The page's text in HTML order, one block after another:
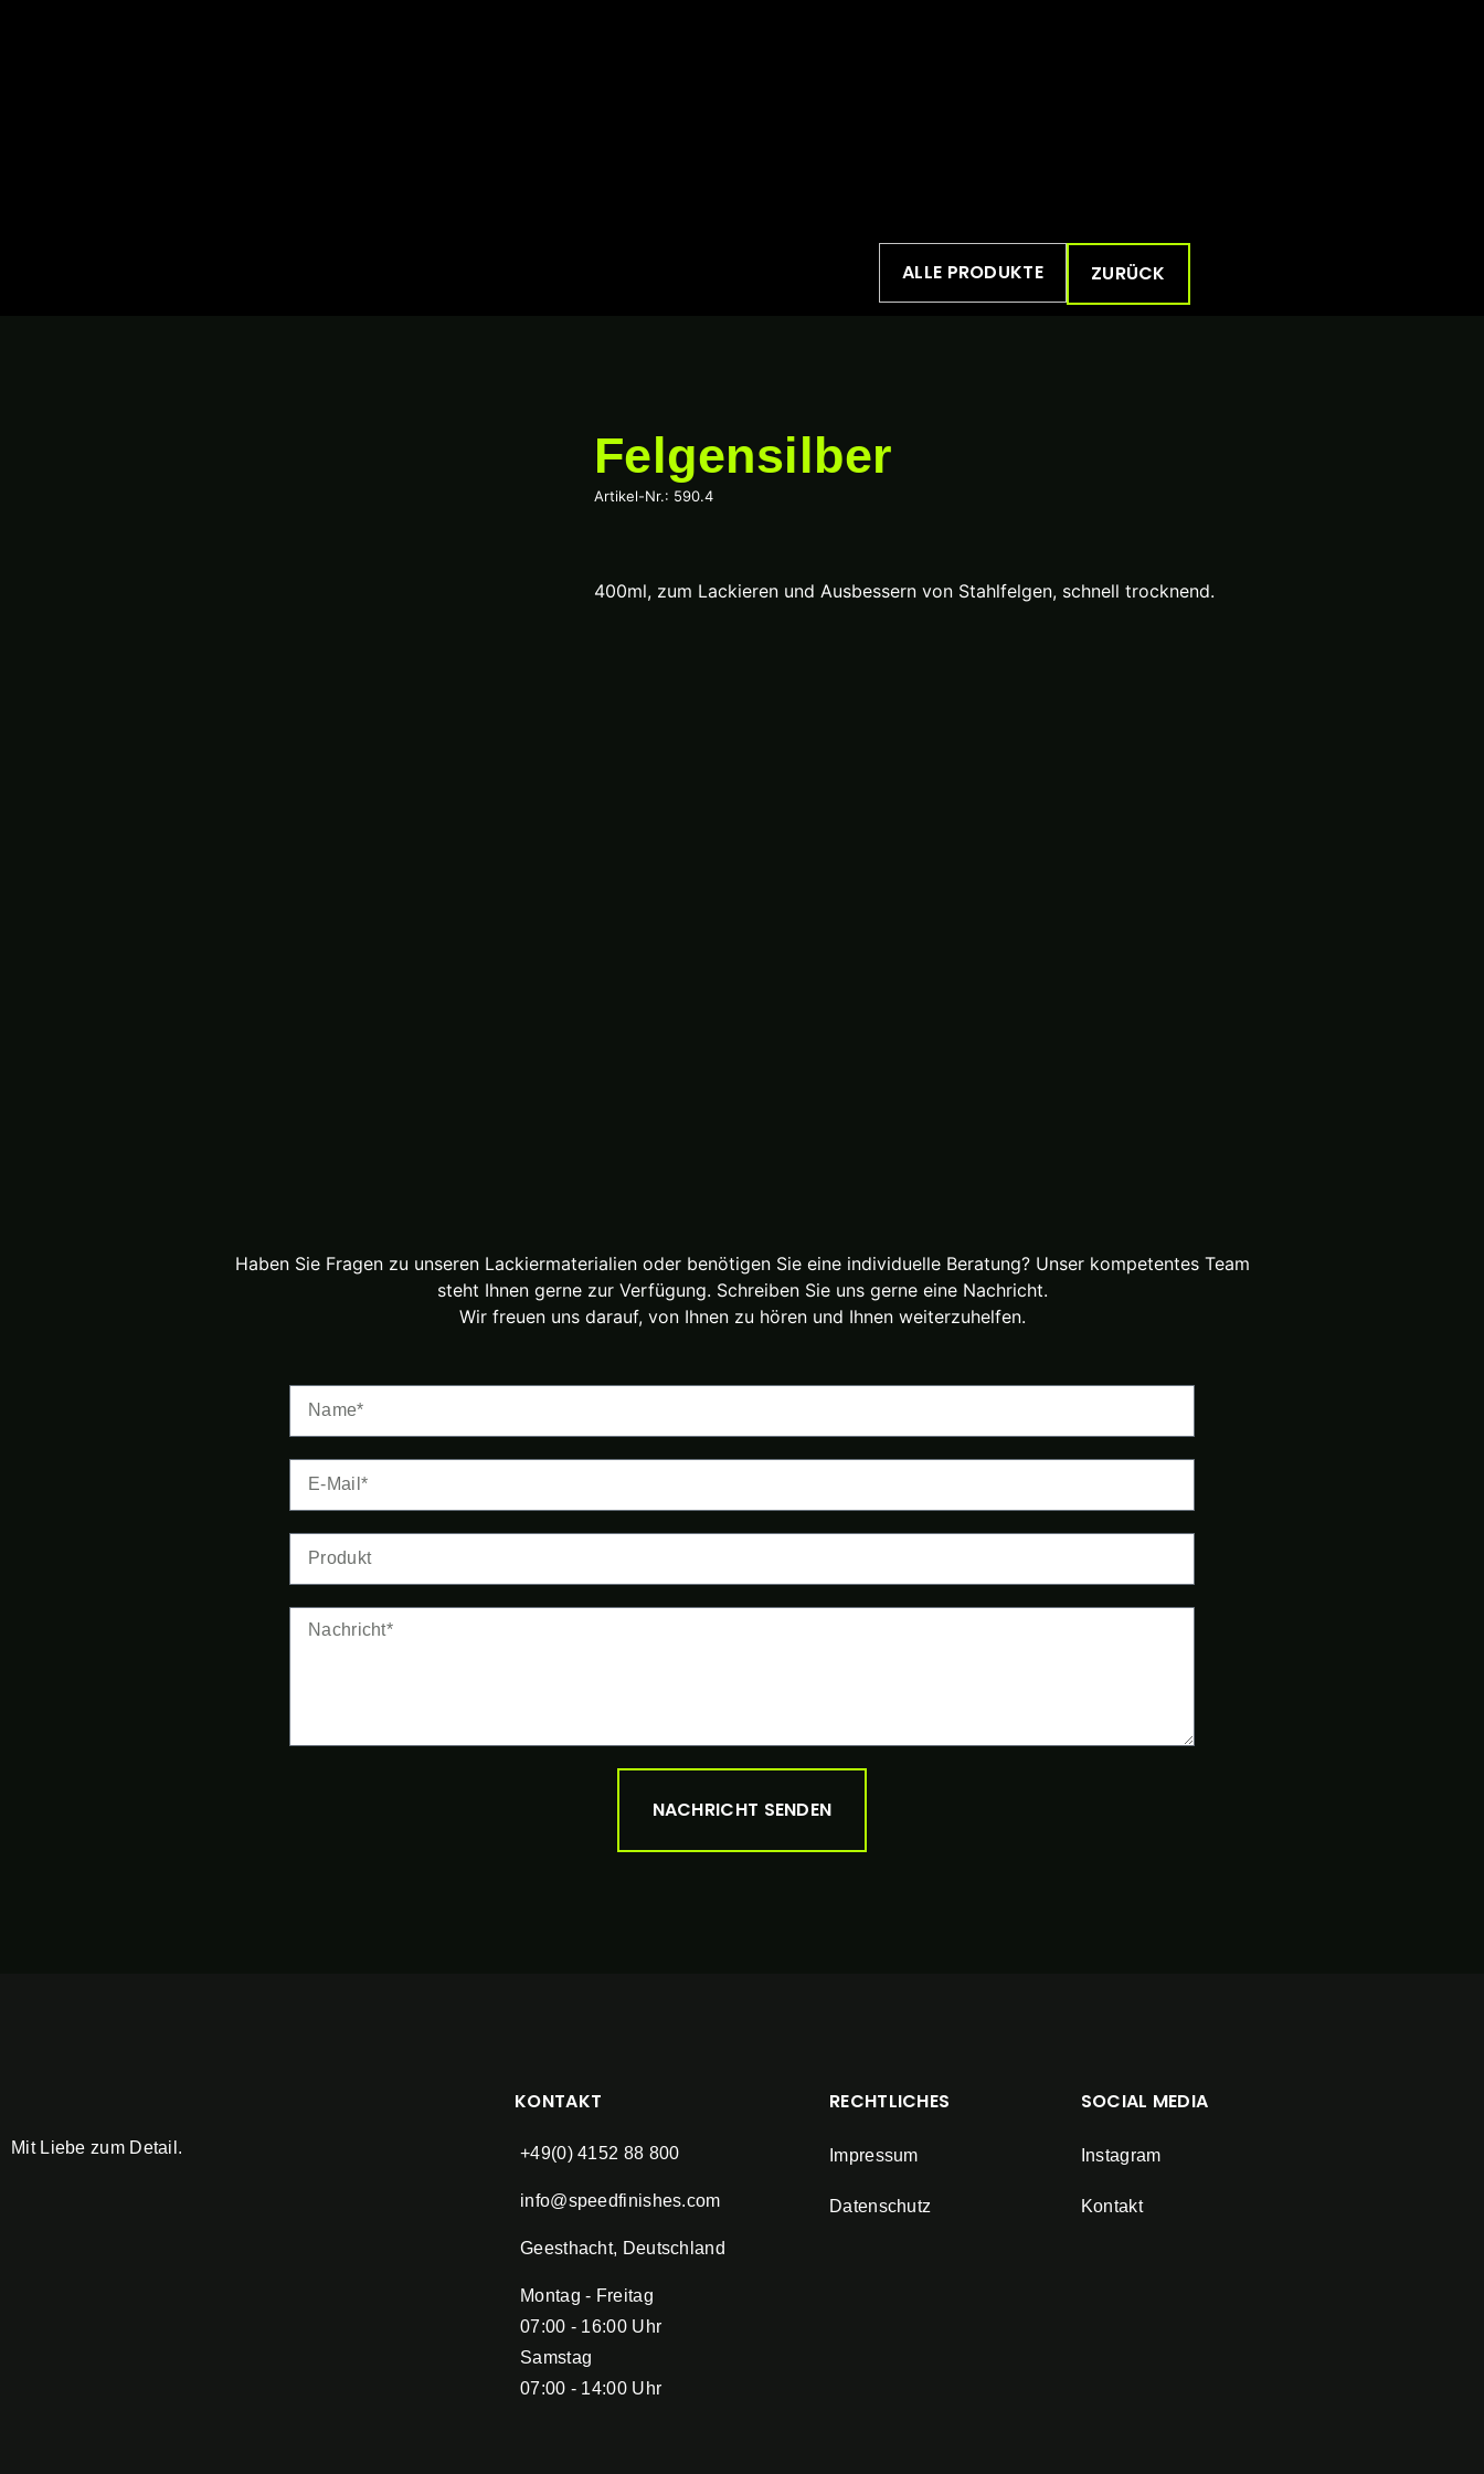
ALLE PRODUKTE ZURÜCK
Felgensilber
Artikel-Nr.: 590.4
400ml, zum Lackieren und Ausbessern von Stahlfelgen, schnell trocknend.
Haben Sie Fragen zu unseren Lackiermaterialien oder benötigen Sie eine individuelle Beratung? Unser kompetentes Team
steht Ihnen gerne zur Verfügung. Schreiben Sie uns gerne eine Nachricht.
Wir freuen uns darauf, von Ihnen zu hören und Ihnen weiterzuhelfen.
NACHRICHT SENDEN
Mit Liebe zum Detail.
KONTAKT
+49(0) 4152 88 800
info@speedfinishes.com
Geesthacht, Deutschland
Montag - Freitag
07:00 - 16:00 Uhr
Samstag
07:00 - 14:00 Uhr
RECHTLICHES
Impressum
Datenschutz
SOCIAL MEDIA
Instagram
Kontakt